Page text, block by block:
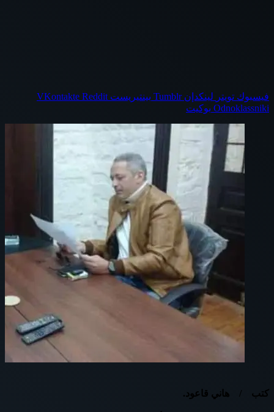
فيسبوك تويتر لينكدإن بينتيريست
Odnoklassniki بوكيت
كتب / هاني قاعود.